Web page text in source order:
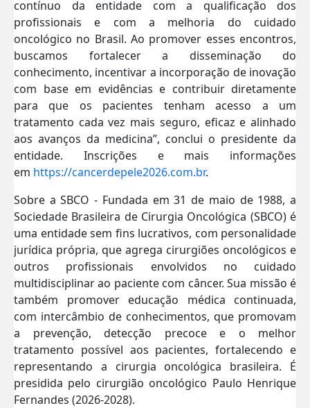
contínuo da entidade com a qualificação dos
profissionais e com a melhoria do cuidado
oncológico no Brasil. Ao promover esses encontros,
buscamos fortalecer a disseminação do
conhecimento, incentivar a incorporação de inovação
com base em evidências e contribuir diretamente
para que os pacientes tenham acesso a um
tratamento cada vez mais seguro, eficaz e alinhado
aos avanços da medicina”, conclui o presidente da
entidade. Inscrições e mais informações
em https://cancerdepele2026.com.br.
Sobre a SBCO - Fundada em 31 de maio de 1988, a
Sociedade Brasileira de Cirurgia Oncológica (SBCO) é
uma entidade sem fins lucrativos, com personalidade
jurídica própria, que agrega cirurgiões oncológicos e
outros profissionais envolvidos no cuidado
multidisciplinar ao paciente com câncer. Sua missão é
também promover educação médica continuada,
com intercâmbio de conhecimentos, que promovam
a prevenção, detecção precoce e o melhor
tratamento possível aos pacientes, fortalecendo e
representando a cirurgia oncológica brasileira. É
presidida pelo cirurgião oncológico Paulo Henrique
Fernandes (2026-2028).